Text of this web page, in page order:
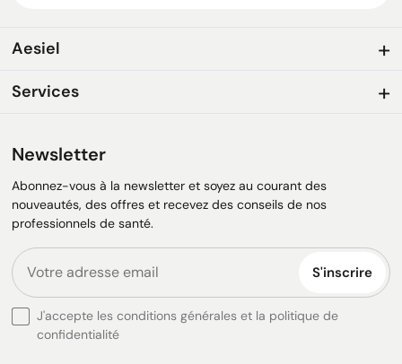
Aesiel
Services
Newsletter
Abonnez-vous à la newsletter et soyez au courant des
nouveautés, des offres et recevez des conseils de nos
professionnels de santé.
S'inscrire
J'accepte les conditions générales et la politique de
confidentialité